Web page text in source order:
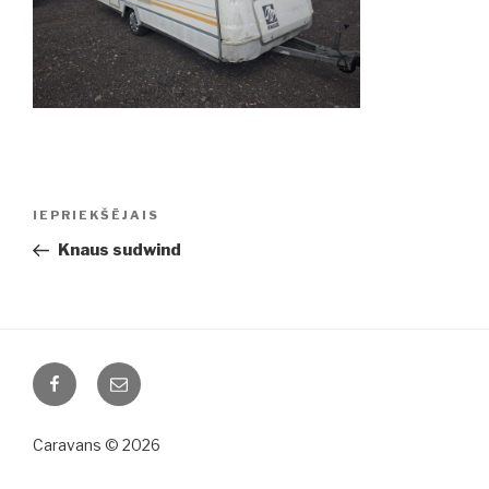
Ziņu
Iepriekšējā
ziņa:
IEPRIEKŠĒJAIS
Knaus sudwind
FacebookEmail
Caravans © 2026